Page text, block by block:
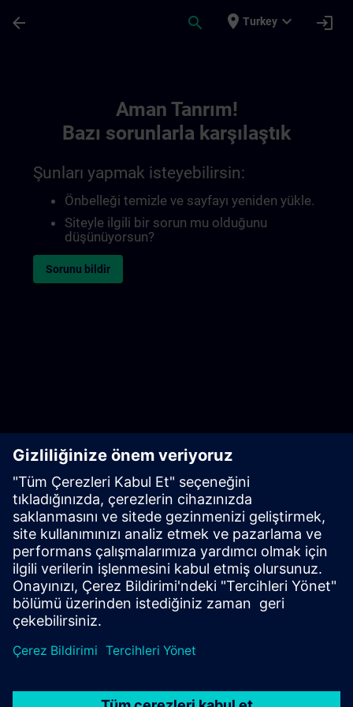
arrow_back search place Turkey expand_more login
Aman Tanrım!
Bazı sorunlarla karşılaştık
Şunları yapmak isteyebilirsin:
Önbelleği temizle ve sayfayı yeniden yükle.
Siteyle ilgili bir sorun mu olduğunu
düşünüyorsun?
Sorunu bildir